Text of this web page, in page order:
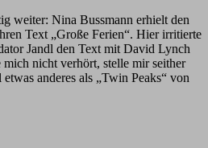
weiter: Nina Bussmann erhielt den
Text „Große Ferien“. Hier irritierte
Jandl den Text mit David Lynch
nicht verhört, stelle mir seither
anderes als „Twin Peaks“ von